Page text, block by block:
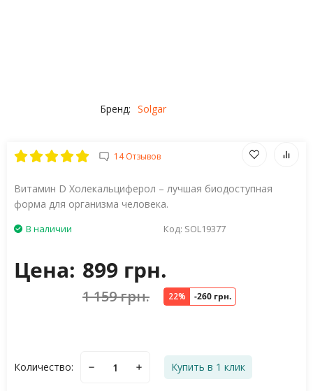
Бренд: Solgar
14 Отзывов
Витамин D Холекальциферол – лучшая биодоступная
форма для организма человека.
В наличии Код: SOL19377
Цена: 899 грн.
1 159 грн. 22% -260 грн.
Количество: Купить в 1 клик